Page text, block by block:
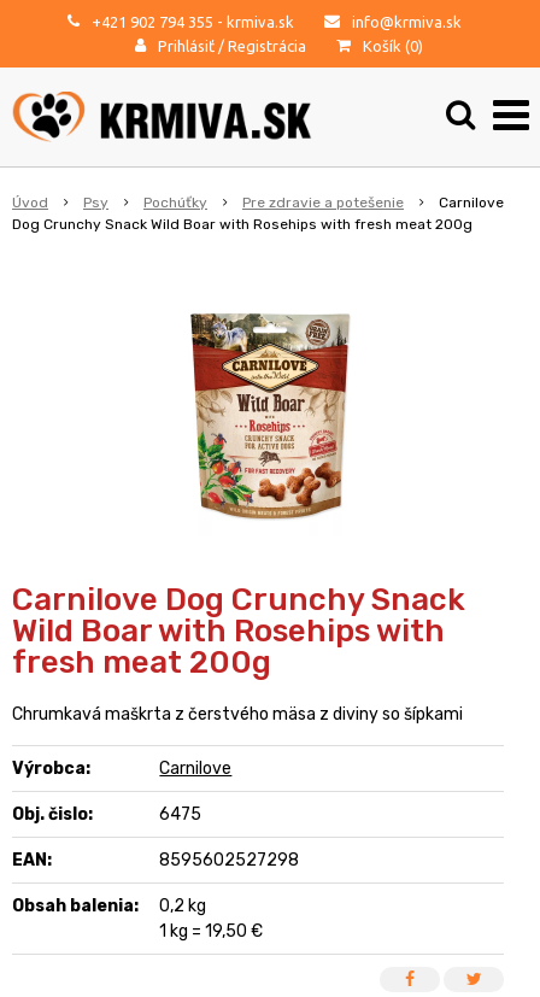
+421 902 794 355 - krmiva.sk
info@krmiva.sk
Prihlásiť / Registrácia Košík (0)
Úvod Psy Pochúťky Pre zdravie a potešenie
Carnilove
Dog Crunchy Snack Wild Boar with Rosehips with fresh meat 200g
Carnilove Dog Crunchy Snack
Wild Boar with Rosehips with
fresh meat 200g
Chrumkavá maškrta z čerstvého mäsa z diviny so šípkami
Výrobca: Carnilove
Obj. čislo: 6475
EAN: 8595602527298
Obsah balenia:
0,2 kg
1 kg = 19,50 €